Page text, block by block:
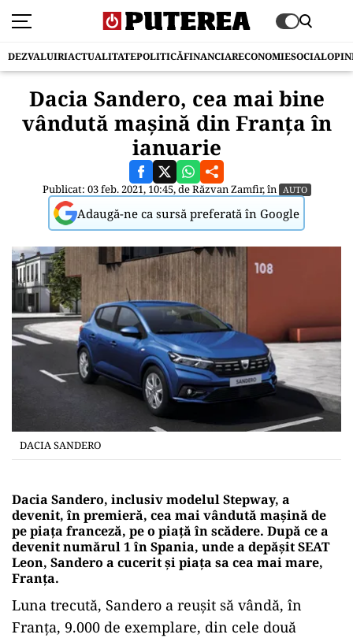
DEZVALUIRIACTUALITATEPOLITICĂFINANCIARECONOMIESOCIAL
Dacia Sandero, cea mai bine
vândută mașină din Franța în
ianuarie
Publicat: 03 feb. 2021, 10:45, deRăzvan Zamfir, în AUTO
Adaugă-ne ca sursă preferată în Google
DACIA SANDERO
Dacia Sandero, inclusiv modelul Stepway, a
devenit, în premieră, cea mai vândută mașină de
pe piața franceză, pe o piață în scădere. După ce a
devenit numărul 1 în Spania, unde a depășit SEAT
Leon, Sandero a cucerit și piața sa cea mai mare,
Franța.
Luna trecută, Sandero a reușit să vândă, în
Franța, 9.000 de exemplare, din cele două